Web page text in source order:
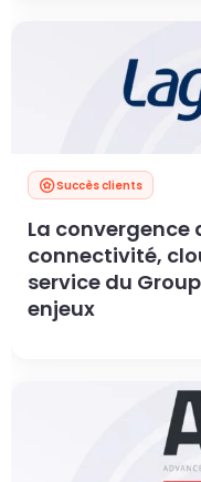
Succès clients
La convergence
connectivité,
service du
enjeux